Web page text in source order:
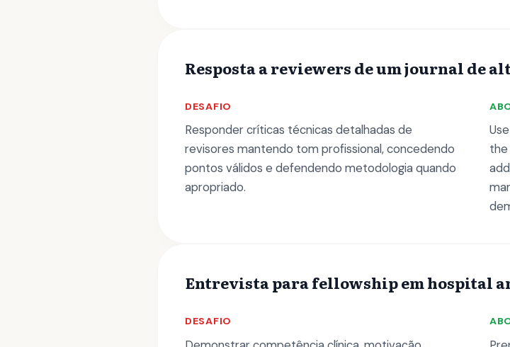
Resposta a reviewers de um journal de
DESAFIO
Responder críticas técnicas detalhadas de
revisores mantendo tom profissional, concedendo
pontos válidos e defendendo metodologia quando
apropriado.
the
Entrevista para fellowship em hospital
DESAFIO